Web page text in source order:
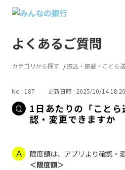
よくあるご質問
カテゴリから探す 振込・振替・ことら
No : 187 更新日時 : 2025/10/14 18:20
1日あたりの「こと
認・変更できますか
限度額は、アプリより確認・
＜限度額＞